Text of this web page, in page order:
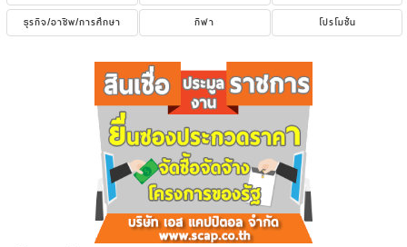
ธุรกิจ/อาชีพ/การศึกษา
กีฬา โปรโมชั่น